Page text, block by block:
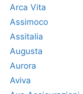
Arca Vita
Assimoco
Assitalia
Augusta
Aurora
Aviva